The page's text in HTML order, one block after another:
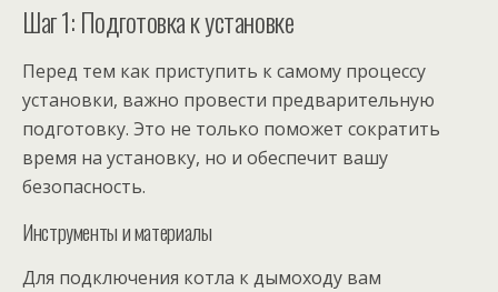
Шаг 1: Подготовка к установке
Перед тем как приступить к самому процессу
установки, важно провести предварительную
подготовку. Это не только поможет сократить
время на установку, но и обеспечит вашу
безопасность.
Инструменты и материалы
Для подключения котла к дымоходу вам